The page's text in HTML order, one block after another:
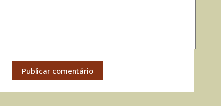
Publicar comentário